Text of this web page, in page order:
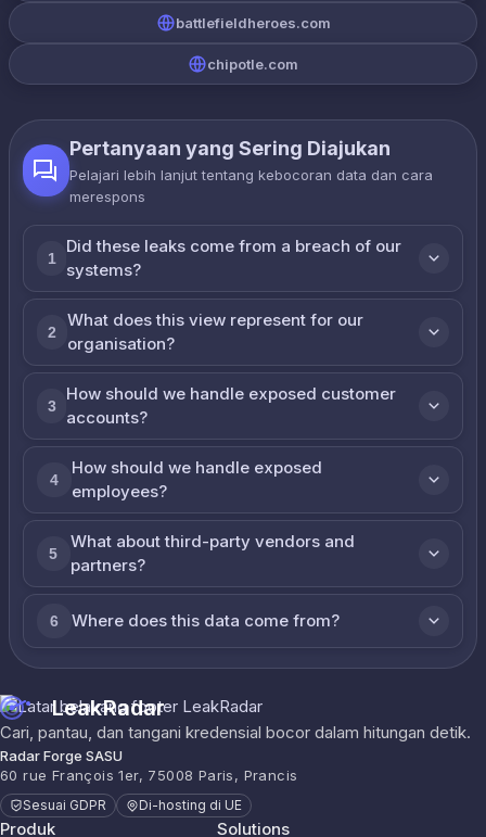
battlefieldheroes.com
chipotle.com
Pertanyaan yang Sering Diajukan
Pelajari lebih lanjut tentang kebocoran data dan cara
merespons
1
Did these leaks come from a breach of our
systems?
2
What does this view represent for our
organisation?
3
How should we handle exposed customer
accounts?
4
How should we handle exposed
employees?
5
What about third-party vendors and
partners?
6 Where does this data come from?
LeakRadar
Cari, pantau, dan tangani kredensial bocor dalam hitungan detik.
Radar Forge SASU
60 rue François 1er, 75008 Paris, Prancis
Sesuai GDPR Di-hosting di UE
Produk Solutions